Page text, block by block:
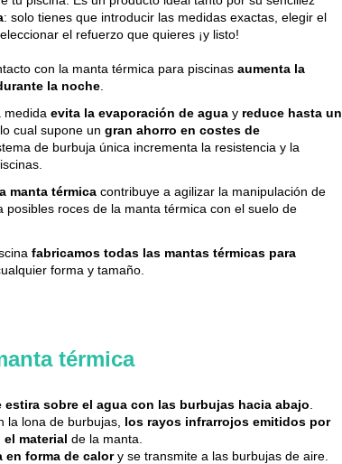
: solo tienes que introducir las medidas exactas, elegir el
el refuerzo que quieres ¡y listo!
con la manta térmica para piscinas aumenta la
la noche
medida evita la evaporación de agua y reduce hasta un
, lo cual supone un gran ahorro en costes de
de burbuja única incrementa la resistencia y la
manta térmica contribuye a agilizar la manipulación de
roces de la manta térmica con el suelo de
fabricamos todas las mantas térmicas para
forma y tamaño.
térmica
estira sobre el agua con las burbujas hacia abajo
la lona de burbujas, los rayos infrarrojos emitidos por
material de la manta.
en forma de calory se transmite a las burbujas de aire.